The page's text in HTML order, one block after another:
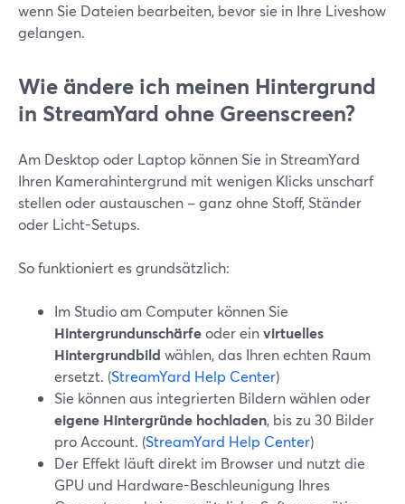
wenn Sie Dateien bearbeiten, bevor sie in Ihre Liveshow
gelangen.
Wie ändere ich meinen Hintergrund
in StreamYard ohne Greenscreen?
Am Desktop oder Laptop können Sie in StreamYard
Ihren Kamerahintergrund mit wenigen Klicks unscharf
stellen oder austauschen – ganz ohne Stoff, Ständer
oder Licht-Setups.
So funktioniert es grundsätzlich:
Im Studio am Computer können Sie
Hintergrundunschärfeoder einvirtuelles
Hintergrundbild wählen, das Ihren echten Raum
ersetzt. (StreamYard Help Center)
Sie können aus integrierten Bildern wählen oder
eigene Hintergründe hochladen, bis zu 30 Bilder
pro Account. (StreamYard Help Center)
Der Effekt läuft direkt im Browser und nutzt die
GPU und Hardware-Beschleunigung Ihres